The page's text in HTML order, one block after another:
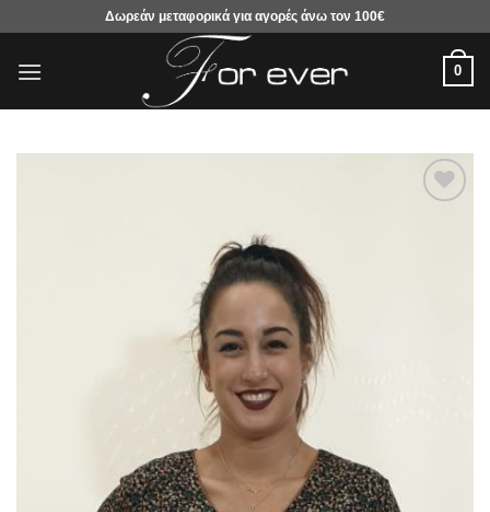
περιεχόμενο
Δωρεάν μεταφορικά για αγορές άνω τον 100€
0